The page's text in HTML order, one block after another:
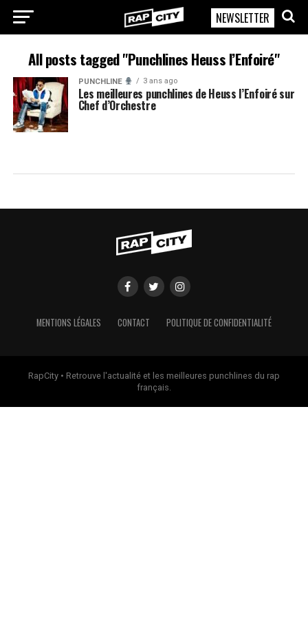
RapCity
NEWSLETTER
All posts tagged "Punchlines Heuss l’Enfoiré"
PUNCHLINE 3 ans ago
Les meilleures punchlines de Heuss l’Enfoiré sur
Chef d’Orchestre
MENTIONS LÉGALES CONTACT POLITIQUE DE CONFIDENTIALITÉ
RapCity • Retrouve l'actualité et les meilleures punchlines du rap
français.